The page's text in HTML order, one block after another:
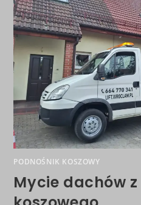
PODNOŚNIK KOSZOWY
Mycie dachów